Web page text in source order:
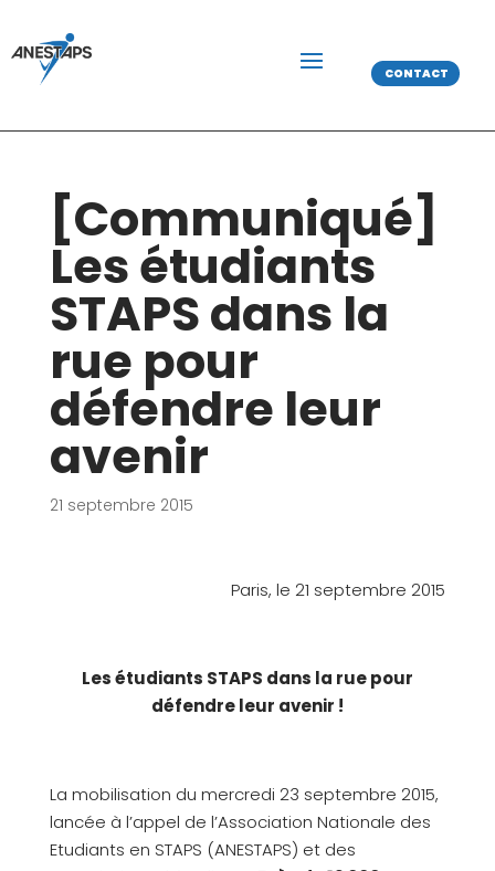
CONTACT
[Communiqué]
Les étudiants
STAPS dans la
rue pour
défendre leur
avenir
21 septembre 2015
Paris, le 21 septembre 2015
Les étudiants STAPS dans la rue pour
défendre leur avenir !
La mobilisation du mercredi 23 septembre 2015,
lancée à l’appel de l’Association Nationale des
Etudiants en STAPS (ANESTAPS) et des